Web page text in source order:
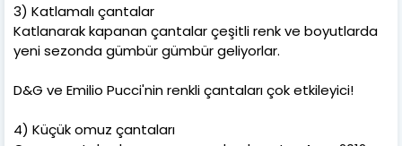
3) Katlamalı çantalar
Katlanarak kapanan çantalar çeşitli renk ve boyutlarda
yeni sezonda gümbür gümbür geliyorlar.
D&G ve Emilio Pucci'nin renkli çantaları çok etkileyici!
4) Küçük omuz çantaları